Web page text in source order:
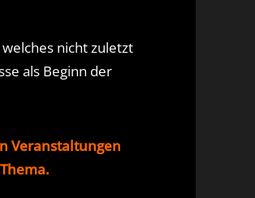
nicht zuletzt
als Beginn der
Veranstaltungen